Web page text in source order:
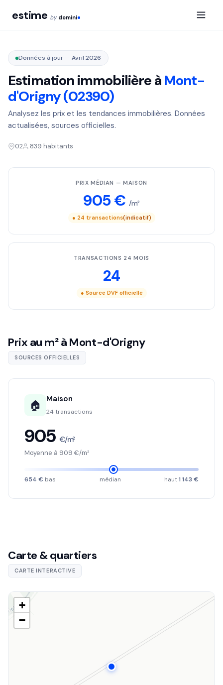
estime by domini
Données à jour — Avril 2026
Estimation immobilière àMont-
d'Origny (02390)
Analysez les prix et les tendances immobilières. Données
actualisées, sources officielles.
02 839 habitants
PRIX MÉDIAN — MAISON
905 € /m²
● 24 transactions(indicatif)
TRANSACTIONS 24 MOIS
24
● Source DVF officielle
Prix au m² à Mont-d'Origny
SOURCES OFFICIELLES
🏠 Maison
24 transactions
905 €/m²
Moyenne à 909 €/m²
654 € bas médian haut1 143 €
Carte & quartiers
CARTE INTERACTIVE
+
−